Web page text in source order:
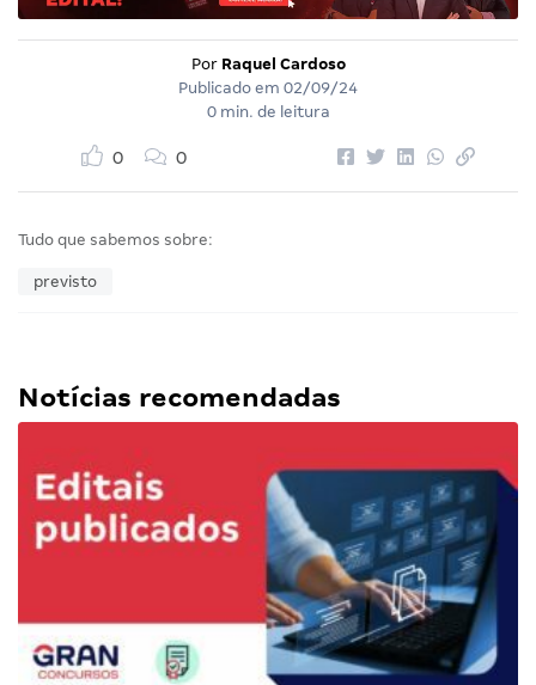
Por Raquel Cardoso
Publicado em 02/09/24
0 min. de leitura
0 0
Tudo que sabemos sobre:
previsto
Notícias recomendadas